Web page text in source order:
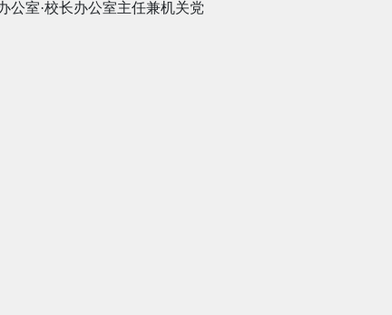
公室·校长办公室主任兼机关党